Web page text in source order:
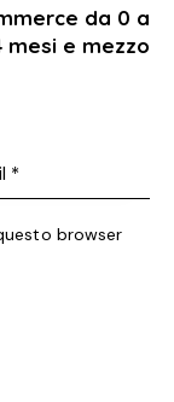
da 0 a
mesi e mezzo
browser